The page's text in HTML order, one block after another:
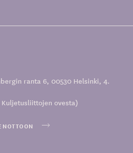
ranta 6, 00530 Helsinki, 4.
ovesta)